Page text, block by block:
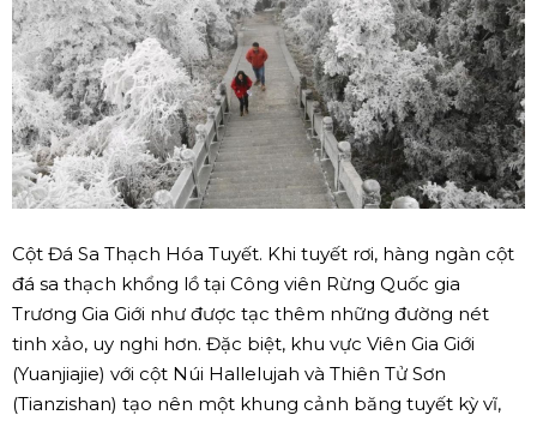
Cột Đá Sa Thạch Hóa Tuyết. Khi tuyết rơi, hàng ngàn cột
đá sa thạch khổng lồ tại Công viên Rừng Quốc gia
Trương Gia Giới như được tạc thêm những đường nét
tinh xảo, uy nghi hơn. Đặc biệt, khu vực Viên Gia Giới
(Yuanjiajie) với cột Núi Hallelujah và Thiên Tử Sơn
(Tianzishan) tạo nên một khung cảnh băng tuyết kỳ vĩ,